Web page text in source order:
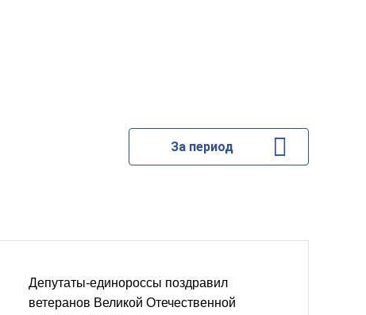
За период
Депутаты-единороссы поздравил
ветеранов Великой Отечественной